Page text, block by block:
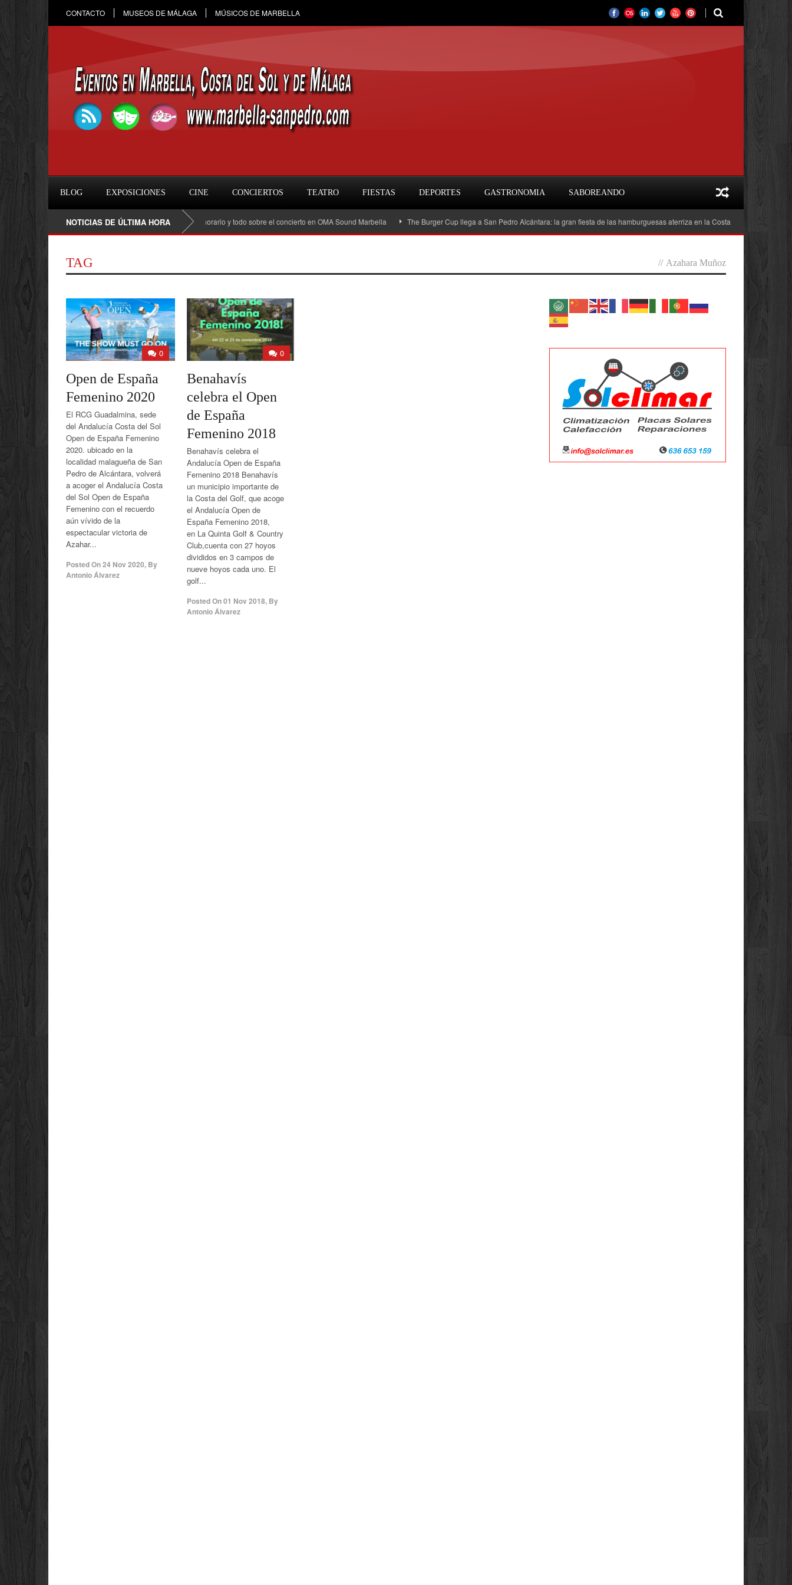
CONTACTO MUSEOS DE MÁLAGA MÚSICOS DE MARBELLA
BLOG EXPOSICIONES CINE CONCIERTOS TEATRO FIESTAS DEPORTES GASTRONOMIA SABOREANDO
NOTICIAS DE ÚLTIMA HORA
Raule en Marbella 2026: fecha, entradas, horario y todo sobre el concierto en OMA Sound Marbella The Burger Cup llega a San Pedro Alcántara: la gran fiesta de las hamburguesas aterriza en la Costa del Sol
TAG // Azahara Muñoz
0
Open de España
Femenino 2020
El RCG Guadalmina, sede
del Andalucía Costa del Sol
Open de España Femenino
2020. ubicado en la
localidad malagueña de San
Pedro de Alcántara, volverá
a acoger el Andalucía Costa
del Sol Open de España
Femenino con el recuerdo
aún vívido de la
espectacular victoria de
Azahar...
Posted On24 Nov 2020, By
Antonio Álvarez
0
Benahavís
celebra el Open
de España
Femenino 2018
Benahavís celebra el
Andalucía Open de España
Femenino 2018 Benahavís
un municipio importante de
la Costa del Golf, que acoge
el Andalucía Open de
España Femenino 2018,
en La Quinta Golf & Country
Club,cuenta con 27 hoyos
divididos en 3 campos de
nueve hoyos cada uno. El
golf...
Posted On01 Nov 2018, By
Antonio Álvarez